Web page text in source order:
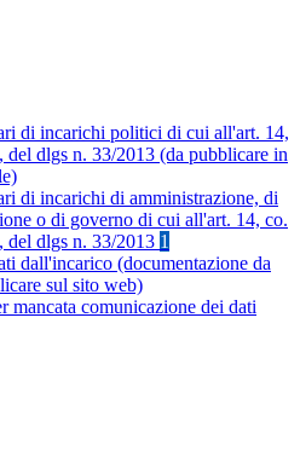
di incarichi politici di cui all'art. 14,
del dlgs n. 33/2013 (da pubblicare in
di incarichi di amministrazione, di
o di governo di cui all'art. 14, co.
del dlgs n. 33/2013 1
dall'incarico (documentazione da
sul sito web)
mancata comunicazione dei dati